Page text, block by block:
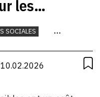
les
plusieurs
SOCIALES
10.02.2026